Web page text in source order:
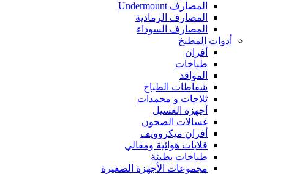
المصارف Undermount
المصارف الرمادية
المصارف السوداء
أدوات المطبخ
أفران
طباخات
المواقد
شفاطات الطباخ
ثلاجات و مجمدات
أجهزة الغسيل
غسالات الصحون
أفران ميكروويف
قلايات هوائية ومقالي
طباخات بطيئة
مجموعات الأجهزة الصغيرة